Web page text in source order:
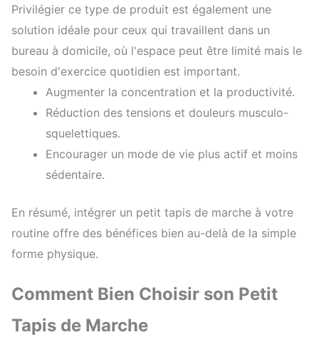
Privilégier ce type de produit est également une
solution idéale pour ceux qui travaillent dans un
bureau à domicile, où l'espace peut être limité mais le
besoin d'exercice quotidien est important.
Augmenter la concentration et la productivité.
Réduction des tensions et douleurs musculo-
squelettiques.
Encourager un mode de vie plus actif et moins
sédentaire.
En résumé, intégrer un petit tapis de marche à votre
routine offre des bénéfices bien au-delà de la simple
forme physique.
Comment Bien Choisir son Petit
Tapis de Marche